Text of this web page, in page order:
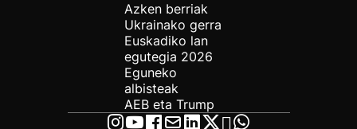
Azken berriak
Ukrainako gerra
Euskadiko lan
egutegia 2026
Eguneko
albisteak
AEB eta Trump